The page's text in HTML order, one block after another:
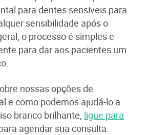
para dentes sensíveis para
sensibilidade após o
o processo é simples e
para dar aos pacientes um
nossas opções de
e como podemos ajudá-lo a
branco brilhante, ligue para
agendar sua consulta.